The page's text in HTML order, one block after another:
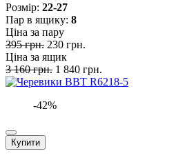
Розмiр: 22-27
Пар в ящику: 8
Ціна за пару
395 грн. 230 грн.
Ціна за ящик
3 160 грн. 1 840 грн.
-42%
Купити